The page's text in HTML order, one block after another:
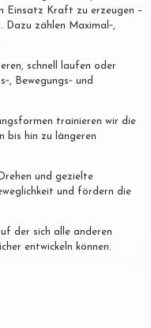
Einsatz Kraft zu erzeugen –
Dazu zählen Maximal‐,
schnell laufen oder
Bewegungs‐ und
trainieren wir die
bis hin zu längeren
und gezielte
und fördern die
der sich alle anderen
entwickeln können.